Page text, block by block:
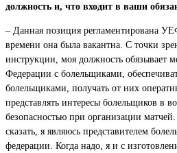
должность и, что входит в ваши
– Данная позиция регламентирована
времени она была вакантна. С точки
инструкции, моя должность обязывает
Федерации с болельщиками,
болельщиками, получать от них
представлять интересы болельщиков в
безопасностью при организации
сказать, я являюсь представителем
федерации. Когда надо, я и с